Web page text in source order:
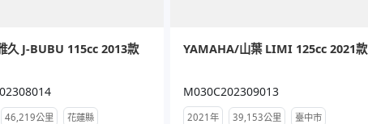
久 J-BUBU 115cc 2013款
46,219公里 花蓮縣
YAMAHA/山葉 LIMI 125cc 2021款
M030C202309013
2021年 39,153公里 臺中市